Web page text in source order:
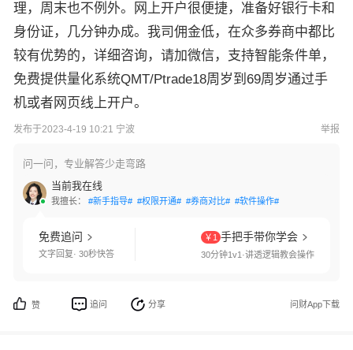
理，周末也不例外。网上开户很便捷，准备好银行卡和
身份证，几分钟办成。我司佣金低，在众多券商中都比
较有优势的，详细咨询，请加微信，支持智能条件单，
免费提供量化系统QMT/Ptrade18周岁到69周岁通过手
机或者网页线上开户。
发布于2023-4-19 10:21 宁波 举报
问一问，专业解答少走弯路
当前我在线
我擅长： #新手指导# #权限开通# #券商对比# #软件操作#
免费追问
文字回复· 30秒快答
￥1 手把手带你学会
30分钟1v1·讲透逻辑教会操作
赞 追问 分享 问财App下载